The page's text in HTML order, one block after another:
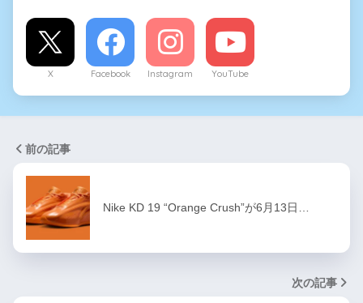
X Facebook Instagram YouTube
前の記事
Nike KD 19 “Orange Crush”が6月13日…
次の記事